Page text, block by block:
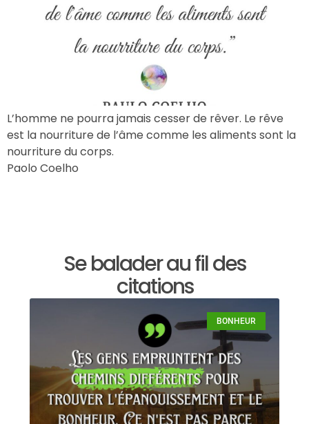
L’homme ne pourra jamais cesser de rêver. Le rêve
est la nourriture de l’âme comme les aliments sont la
nourriture du corps.
Paolo Coelho
Se balader au fil des
citations
BONHEUR